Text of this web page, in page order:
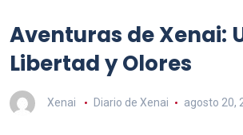
Aventuras de Xenai:
Libertad y Olores
Xenai Diario de Xenai agosto 20,